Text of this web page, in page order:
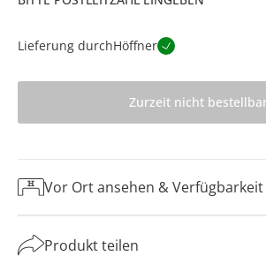
Lieferung durchHöffner
Zurzeit nicht
Vor Ort ansehen &
Produkt teilen